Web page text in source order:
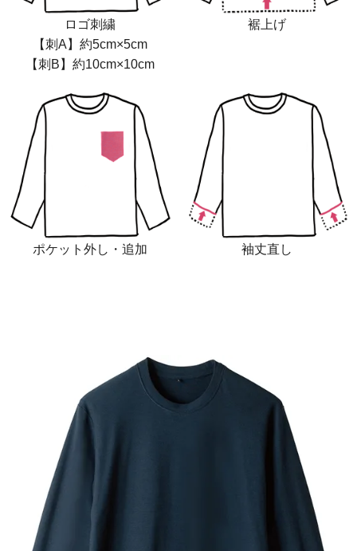
ロゴ刺繍
【刺A】約5cm×5cm
【刺B】約10cm×10cm
裾上げ
ポケット外し・追加 袖丈直し